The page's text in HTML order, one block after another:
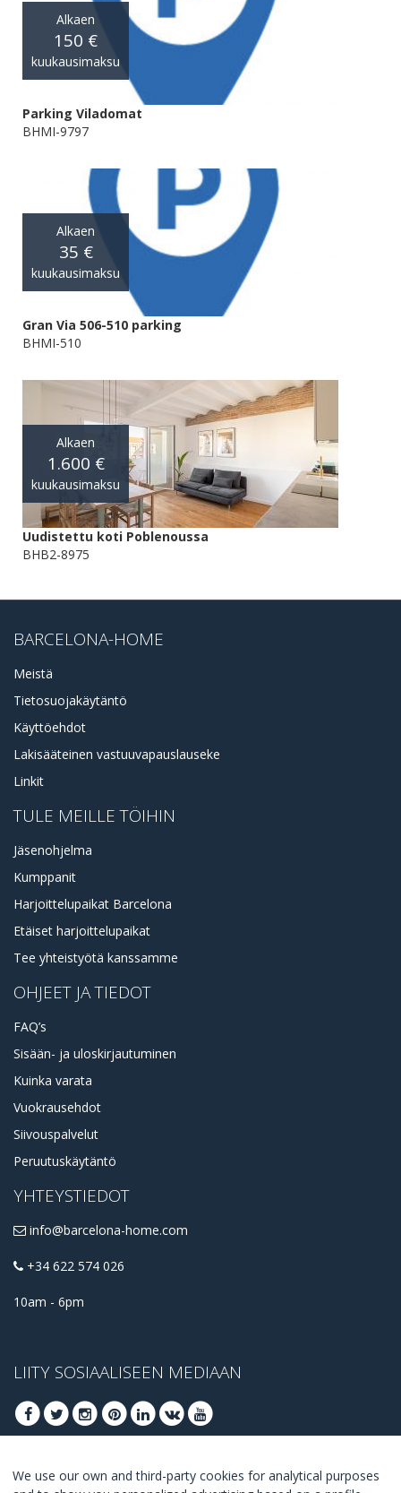
Alkaen
150 €
kuukausimaksu
Parking Viladomat
BHMI-9797
Alkaen
35 €
kuukausimaksu
Gran Via 506-510 parking
BHMI-510
Alkaen
1.600 €
kuukausimaksu
Uudistettu koti Poblenoussa
BHB2-8975
BARCELONA-HOME
Meistä
Tietosuojakäytäntö
Käyttöehdot
Lakisääteinen vastuuvapauslauseke
Linkit
TULE MEILLE TÖIHIN
Jäsenohjelma
Kumppanit
Harjoittelupaikat Barcelona
Etäiset harjoittelupaikat
Tee yhteistyötä kanssamme
OHJEET JA TIEDOT
FAQ’s
Sisään- ja uloskirjautuminen
Kuinka varata
Vuokrausehdot
Siivouspalvelut
Peruutuskäytäntö
YHTEYSTIEDOT
info@barcelona-home.com
+34 622 574 026
10am - 6pm
LIITY SOSIAALISEEN MEDIAAN
LIITY SAADAKSESI PARHAAT TARJOUKSET
We use our own and third-party cookies for analytical purposes